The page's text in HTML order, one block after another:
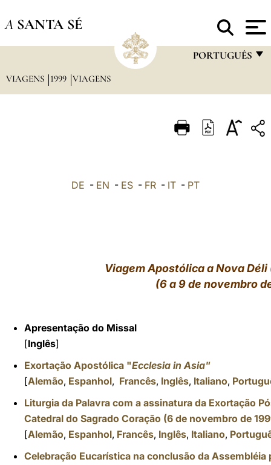
A SANTA SÉ
PORTUGUÊS
ITALIANO
中文
LATINE
VIAGENS 1999 VIAGENS
DE - EN - ES - FR - IT - PT
Viagem Apostólica a Nova Déli
(6 a 9 de novembro
Apresentação do Missal
[Inglês]
Exortação Apostólica "Ecclesia in Asia"
[Alemão, Espanhol, Francês, Inglês, Italiano,
Liturgia da Palavra com a assinatura da Exortação
Catedral do Sagrado Coração (6 de novembro de
[Alemão, Espanhol, Francês, Inglês, Italiano,
Celebração Eucarística na conclusão da